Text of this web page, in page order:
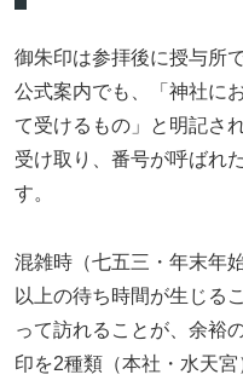
御朱印は参拝後に授与所
公式案内でも、「神社に
て受けるもの」と明記さ
受け取り、番号が呼ばれ
す。
混雑時（七五三・年末年
以上の待ち時間が生じる
って訪れることが、余裕
印を2種類（本社・水天